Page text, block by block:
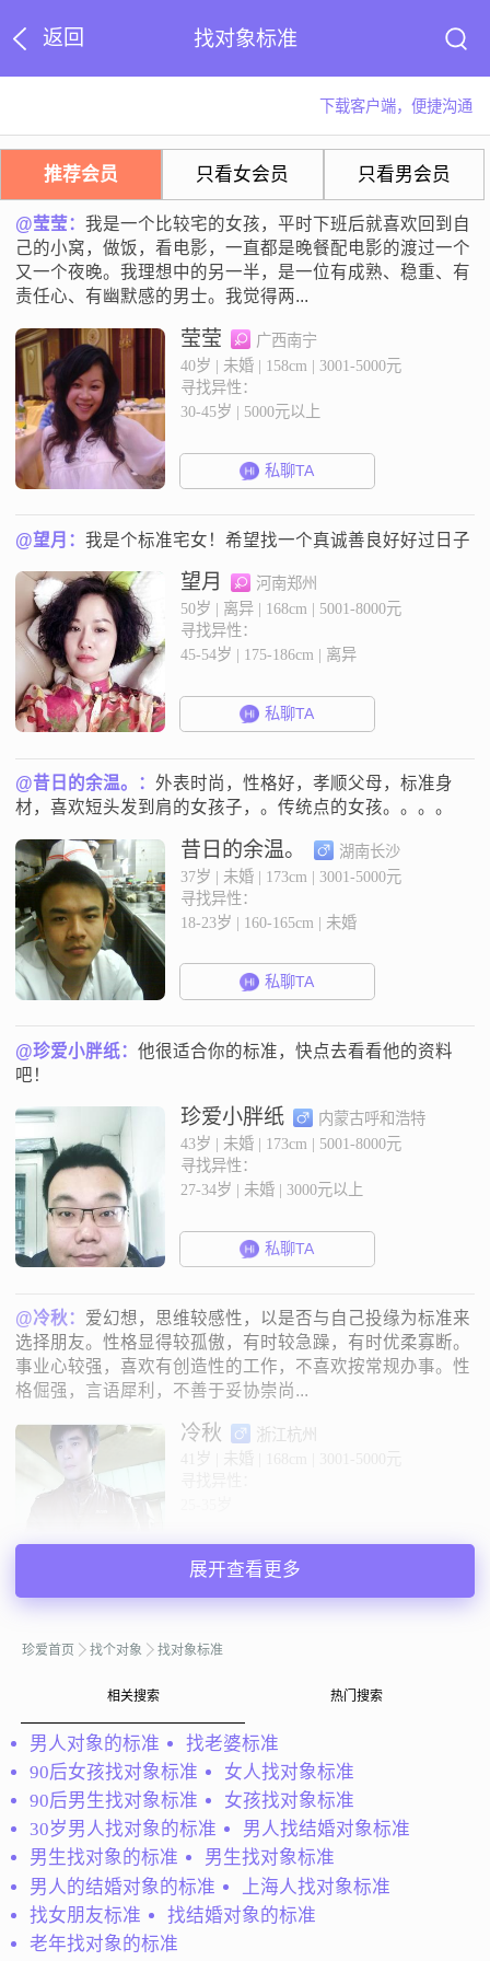
返回 找对象标准
下载客户端，便捷沟通
推荐会员 只看女会员 只看男会员
@莹莹：我是一个比较宅的女孩，平时下班后就喜欢回到自
己的小窝，做饭，看电影，一直都是晚餐配电影的渡过一个
又一个夜晚。我理想中的另一半，是一位有成熟、稳重、有
责任心、有幽默感的男士。我觉得两...
莹莹
广西南宁
40岁 | 未婚 | 158cm | 3001-5000元
寻找异性：
30-45岁 | 5000元以上
私聊TA
@望月：我是个标准宅女！希望找一个真诚善良好好过日子
望月
河南郑州
50岁 | 离异 | 168cm | 5001-8000元
寻找异性：
45-54岁 | 175-186cm | 离异
私聊TA
@昔日的余温。：外表时尚，性格好，孝顺父母，标准身
材，喜欢短头发到肩的女孩子，。传统点的女孩。。。。
昔日的余温。
湖南长沙
37岁 | 未婚 | 173cm | 3001-5000元
寻找异性：
18-23岁 | 160-165cm | 未婚
私聊TA
@珍爱小胖纸：他很适合你的标准，快点去看看他的资料
吧！
珍爱小胖纸
内蒙古呼和浩特
43岁 | 未婚 | 173cm | 5001-8000元
寻找异性：
27-34岁 | 未婚 | 3000元以上
私聊TA
@冷秋： 爱幻想，思维较感性，以是否与自己投缘为标准来
选择朋友。性格显得较孤傲，有时较急躁，有时优柔寡断。
事业心较强，喜欢有创造性的工作，不喜欢按常规办事。性
格倔强，言语犀利，不善于妥协崇尚...
冷秋
浙江杭州
私聊TA
婚，其中家里人介绍的也相亲了几次，但是都是没有缘分
过了，但是珍爱的红娘热情的，让我又...
清茶
广东深圳
37岁 | 未婚 | 163cm | 5001-8000元
寻找异性：
25-33岁 | 未婚 | 5000元以上
私聊TA
@only：我呢，长得不漂亮 个子不高 可是我心眼好 择友标
展开查看更多
珍爱首页 找个对象 找对象标准
相关搜索 热门搜索
男人对象的标准
找老婆标准
90后女孩找对象标准
女人找对象标准
90后男生找对象标准
女孩找对象标准
30岁男人找对象的标准
男人找结婚对象标准
男生找对象的标准
男生找对象标准
男人的结婚对象的标准
上海人找对象标准
找女朋友标准
找结婚对象的标准
老年找对象的标准